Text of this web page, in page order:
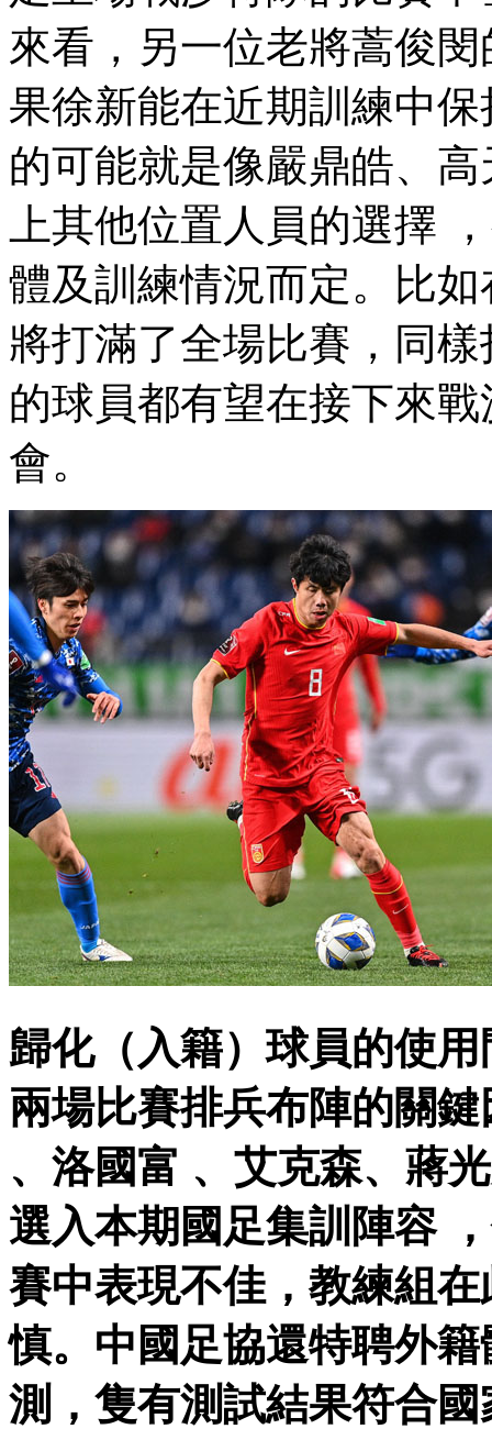
來看，另一位老將蒿俊
果徐新能在近期訓練中保
的可能就是像嚴鼎皓 、
上其他位置人員的選擇
體及訓練情況而定 。比
將打滿了全場比賽 ，同
的球員都有望在接下來
會。
歸化（入籍）球員的使
兩場比賽排兵布陣的關鍵因素
、洛國富 、艾克森
選入本期國足集訓陣容
賽中表現不佳，教練
慎。中國足協還特聘
測，隻有測試結果符合